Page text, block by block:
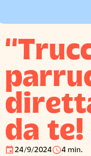
da te!
󰃭 24/9/2024󰅐4 min.